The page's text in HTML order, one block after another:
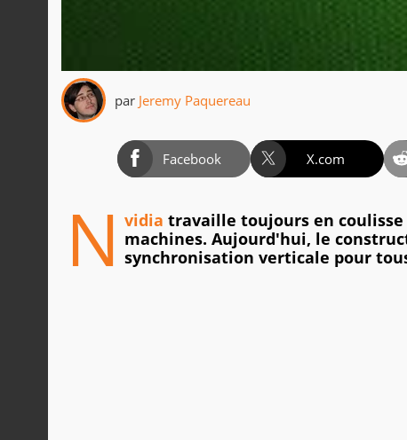
par Jeremy Paquereau
Facebook X.com
N vidia travaille toujours en
machines. Aujourd'hui, le
synchronisation verticale pour